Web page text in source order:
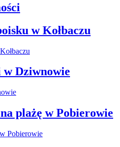
w Kołbaczu
Dziwnowie
plażę w Pobierowie